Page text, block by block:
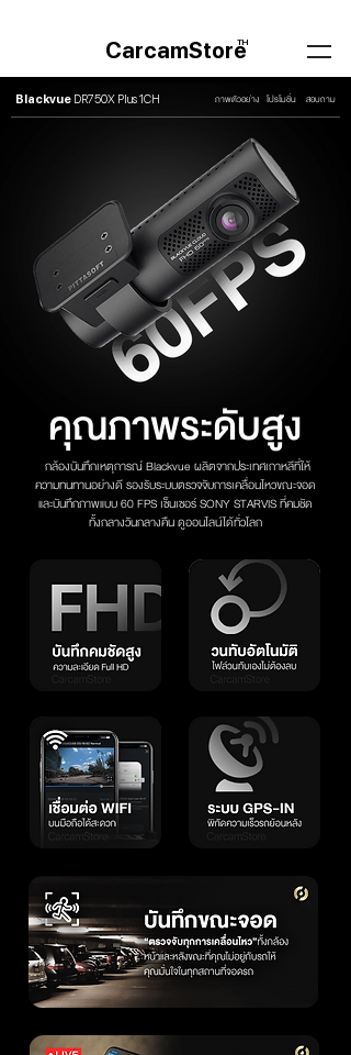
CarcamStore
TH
โปรโมชั่น
ภาพตัวอย่าง สอบถาม
Blackvue DR750X Plus 1CH
คุณภาพระดับสูง
กล้องบันทึกเหตุการณ์ Blackvue ผลิตจากประเทศเกาหลีที่ให้
ความทนทานอย่างดี รองรับระบบตรวจจับการเคลื่อนไหวขณะจอด
และบันทึกภาพแบบ 60 FPS เซ็นเซอร์ SONY STARVIS ที่คมชัด
ทั้งกลางวันกลางคืน ดูออนไลน์ได้ทั่วโลก